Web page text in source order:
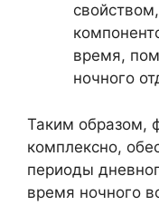
время,
ночного
Таким образом,
комплексно,
периоды
время ночного